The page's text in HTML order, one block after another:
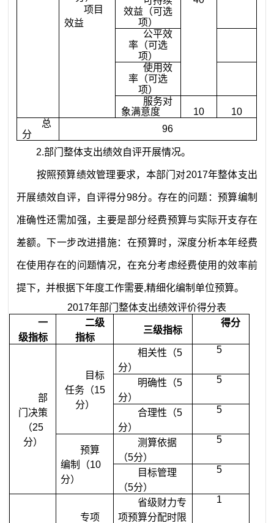
项目
效益
效益（可选
项）
公平效
率（可选
项）
使用效
率（可选
项）
服务对
象满意度
10
10
总
分
96
2.部门整体支出绩效自评开展情况。
按照预算绩效管理要求，本部门对2017年整体支出
开展绩效自评，自评得分98分。 存在的问题：预算编制
准确性还需加强，主要是部分经费预算与实际开支存在
差额。下一步改进措施：在预算时，深度分析本年经费
在使用存在的问题情况，在充分考虑经费使用的效率前
提下，并根据下年度工作需要,精细化编制单位预算。
2017年部门整体支出绩效评价得分表
一
级指标
二级
指标
三级指标
得分
部
门决策
（25
分）
目标
任务（15
分）
相关性（5
分）
5
明确性（5
分）
5
合理性（5
分）
5
预算
编制（10
分）
测算依据
（5分）
5
目标管理
（5分）
5
专项
省级财力专
项预算分配时限
1